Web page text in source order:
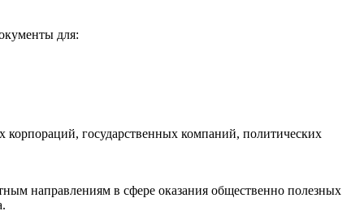
для:
корпораций, государственных компаний, политических
направлениям в сфере оказания общественно полезных